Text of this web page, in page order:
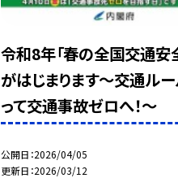
令和8年「春の全国交通安
がはじまります～交通ル
って交通事故ゼロへ！～
公開日 2026/04/05
更新日 2026/03/12